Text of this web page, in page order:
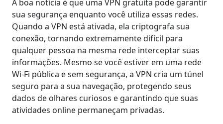
A boa notícia é que uma VPN gratuita pode garantir
sua segurança enquanto você utiliza essas redes.
Quando a VPN está ativada, ela criptografa sua
conexão, tornando extremamente difícil para
qualquer pessoa na mesma rede interceptar suas
informações. Mesmo se você estiver em uma rede
Wi-Fi pública e sem segurança, a VPN cria um túnel
seguro para a sua navegação, protegendo seus
dados de olhares curiosos e garantindo que suas
atividades online permaneçam privadas.